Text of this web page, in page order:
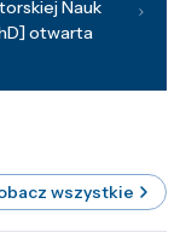
Nauk
otwarta
wszystkie